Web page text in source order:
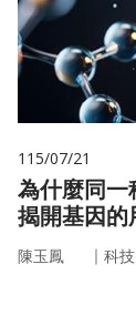
115/07/21
為什麼同
揭開基因的
陳玉鳳 ｜ 科